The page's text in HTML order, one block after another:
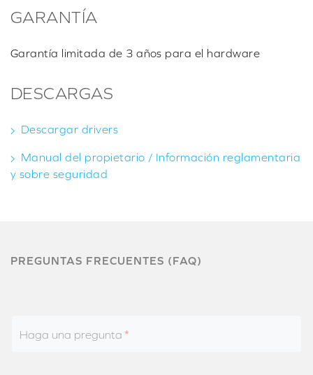
GARANTÍA
Garantía limitada de 3 años para el hardware
DESCARGAS
Descargar drivers
Manual del propietario / Información reglamentaria
y sobre seguridad
PREGUNTAS FRECUENTES (FAQ)
Haga una pregunta